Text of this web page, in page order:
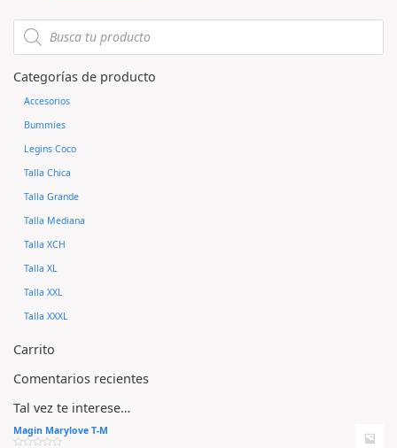
n
d
e
e
Categorías de producto
Accesorios
Bummies
Legins Coco
Talla Chica
Talla Grande
Talla Mediana
Talla XCH
Talla XL
Talla XXL
Talla XXXL
Carrito
Comentarios recientes
Tal vez te interese…
Magin Marylove T-M